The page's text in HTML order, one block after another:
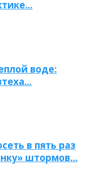
воде:
в пять раз
штормов…